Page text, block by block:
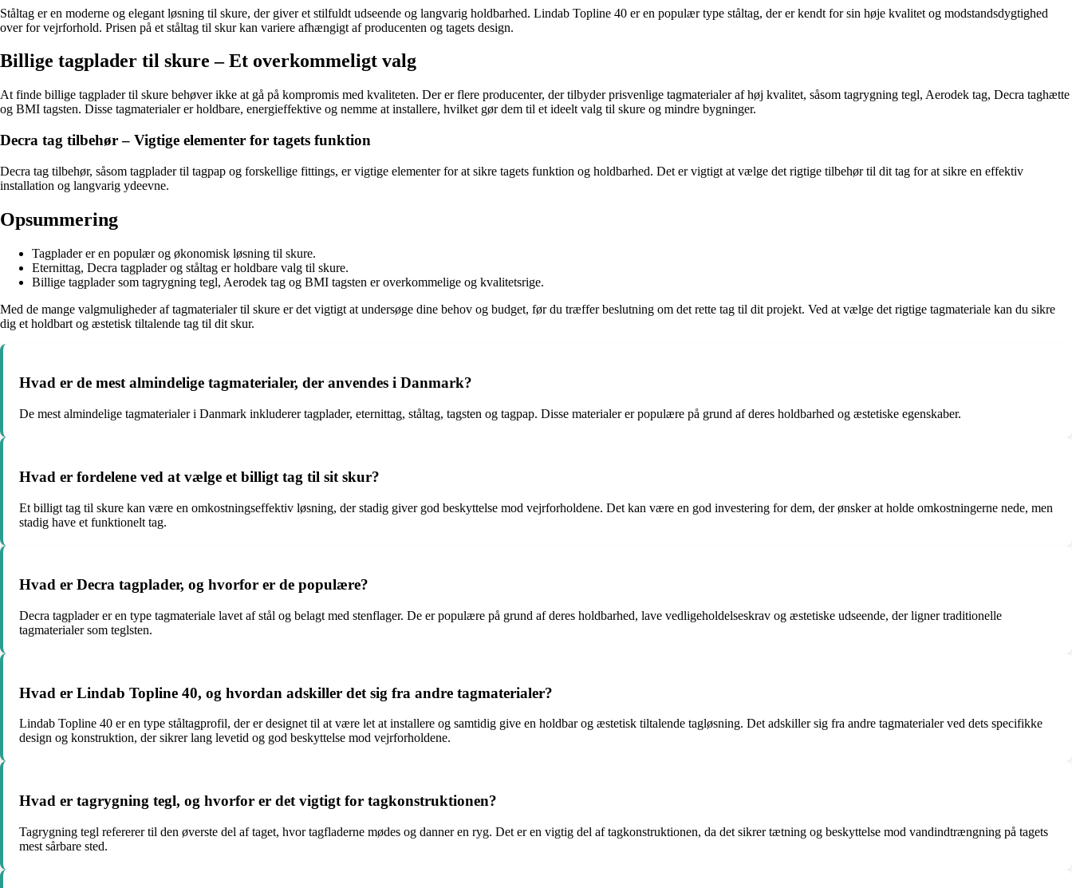
Ståltag er en moderne og elegant løsning til skure, der giver et stilfuldt udseende og langvarig holdbarhed. Lindab Topline 40 er en populær type ståltag, der er kendt for sin høje kvalitet og modstandsdygtighed
over for vejrforhold. Prisen på et ståltag til skur kan variere afhængigt af producenten og tagets design.
Billige tagplader til skure – Et overkommeligt valg
At finde billige tagplader til skure behøver ikke at gå på kompromis med kvaliteten. Der er flere producenter, der tilbyder prisvenlige tagmaterialer af høj kvalitet, såsom tagrygning tegl, Aerodek tag, Decra taghætte
og BMI tagsten. Disse tagmaterialer er holdbare, energieffektive og nemme at installere, hvilket gør dem til et ideelt valg til skure og mindre bygninger.
Decra tag tilbehør – Vigtige elementer for tagets funktion
Decra tag tilbehør, såsom tagplader til tagpap og forskellige fittings, er vigtige elementer for at sikre tagets funktion og holdbarhed. Det er vigtigt at vælge det rigtige tilbehør til dit tag for at sikre en effektiv
installation og langvarig ydeevne.
Opsummering
Tagplader er en populær og økonomisk løsning til skure.
Eternittag, Decra tagplader og ståltag er holdbare valg til skure.
Billige tagplader som tagrygning tegl, Aerodek tag og BMI tagsten er overkommelige og kvalitetsrige.
Med de mange valgmuligheder af tagmaterialer til skure er det vigtigt at undersøge dine behov og budget, før du træffer beslutning om det rette tag til dit projekt. Ved at vælge det rigtige tagmateriale kan du sikre
dig et holdbart og æstetisk tiltalende tag til dit skur.
Hvad er de mest almindelige tagmaterialer, der anvendes i Danmark?
De mest almindelige tagmaterialer i Danmark inkluderer tagplader, eternittag, ståltag, tagsten og tagpap. Disse materialer er populære på grund af deres holdbarhed og æstetiske egenskaber.
Hvad er fordelene ved at vælge et billigt tag til sit skur?
Et billigt tag til skure kan være en omkostningseffektiv løsning, der stadig giver god beskyttelse mod vejrforholdene. Det kan være en god investering for dem, der ønsker at holde omkostningerne nede, men
stadig have et funktionelt tag.
Hvad er Decra tagplader, og hvorfor er de populære?
Decra tagplader er en type tagmateriale lavet af stål og belagt med stenflager. De er populære på grund af deres holdbarhed, lave vedligeholdelseskrav og æstetiske udseende, der ligner traditionelle
tagmaterialer som teglsten.
Hvad er Lindab Topline 40, og hvordan adskiller det sig fra andre tagmaterialer?
Lindab Topline 40 er en type ståltagprofil, der er designet til at være let at installere og samtidig give en holdbar og æstetisk tiltalende tagløsning. Det adskiller sig fra andre tagmaterialer ved dets specifikke
design og konstruktion, der sikrer lang levetid og god beskyttelse mod vejrforholdene.
Hvad er tagrygning tegl, og hvorfor er det vigtigt for tagkonstruktionen?
Tagrygning tegl refererer til den øverste del af taget, hvor tagfladerne mødes og danner en ryg. Det er en vigtig del af tagkonstruktionen, da det sikrer tætning og beskyttelse mod vandindtrængning på tagets
mest sårbare sted.